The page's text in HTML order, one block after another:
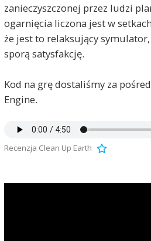
zanieczyszczonej przez ludzi
ogarnięcia liczona jest w
że jest to relaksujący
sporą satysfakcję.
Kod na grę dostaliśmy za
Engine.
Recenzja Clean Up Earth